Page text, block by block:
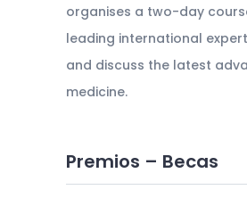
organises a two-day
leading international
and discuss the latest
medicine.
Premios – Becas